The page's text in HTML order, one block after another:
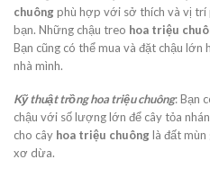
chuông phù hợp với sở thích và vị trí
bạn. Những chậu treo hoa triệu
Bạn cũng có thể mua và đặt chậu
nhà mình.
Kỹ thuật trồng hoa triệu chuông: Bạn
chậu với số lượng lớn để cây tỏa
cho cây hoa triệu chuông là đất
xơ dừa.